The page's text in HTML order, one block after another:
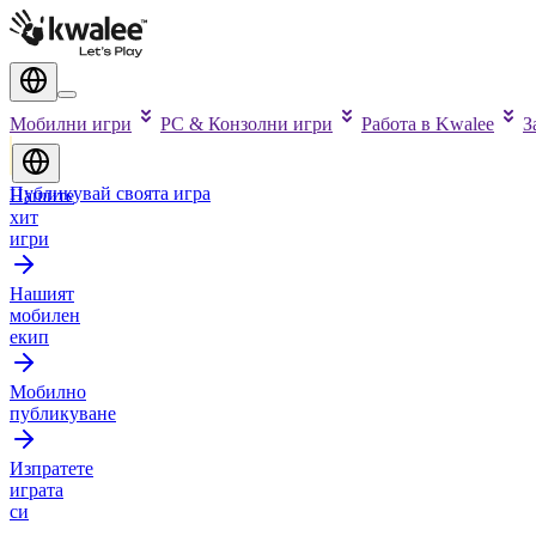
Мобилни игри PC & Конзолни игри Работа в Kwalee
Публикувай своята игра
Нашите
хит
игри
Нашият
мобилен
екип
Мобилно
публикуване
Изпратете
играта
си